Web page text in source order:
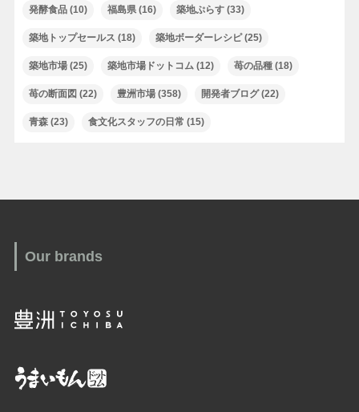
発酵食品(10) 福島県(16) 築地ぷらす(33)
築地トップセールス (18) 築地ボーダーレシピ(25)
築地市場(25) 築地市場ドットコム(12) 苺の品種(18)
苺の断面図 (22) 豊洲市場(358) 開発者ブログ(22)
青森(23) 食文化スタッフの日常 (15)
Our brands